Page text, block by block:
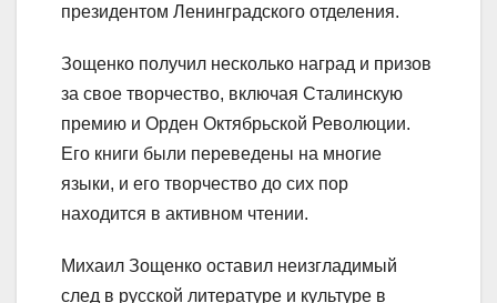
президентом Ленинградского отделения.
Зощенко получил несколько наград и призов
за свое творчество, включая Сталинскую
премию и Орден Октябрьской Революции.
Его книги были переведены на многие
языки, и его творчество до сих пор
находится в активном чтении.
Михаил Зощенко оставил неизгладимый
след в русской литературе и культуре в